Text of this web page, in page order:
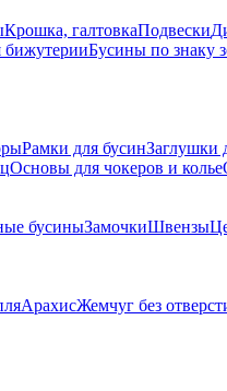
Крошка, галтовкаПодвески
бижутерииБусины по знаку
Рамки для бусинЗаглушки
Основы для чокеров и колье
бусиныЗамочкиШвензы
АрахисЖемчуг без